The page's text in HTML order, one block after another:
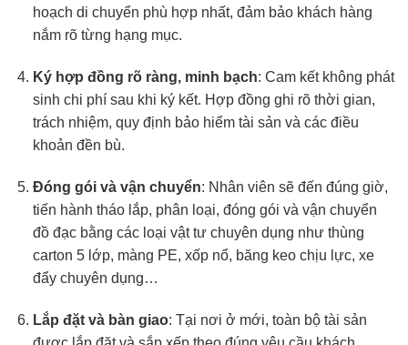
hoạch di chuyển phù hợp nhất, đảm bảo khách hàng
nắm rõ từng hạng mục.
Ký hợp đồng rõ ràng, minh bạch: Cam kết không phát
sinh chi phí sau khi ký kết. Hợp đồng ghi rõ thời gian,
trách nhiệm, quy định bảo hiểm tài sản và các điều
khoản đền bù.
Đóng gói và vận chuyển: Nhân viên sẽ đến đúng giờ,
tiến hành tháo lắp, phân loại, đóng gói và vận chuyển
đồ đạc bằng các loại vật tư chuyên dụng như thùng
carton 5 lớp, màng PE, xốp nổ, băng keo chịu lực, xe
đẩy chuyên dụng…
Lắp đặt và bàn giao: Tại nơi ở mới, toàn bộ tài sản